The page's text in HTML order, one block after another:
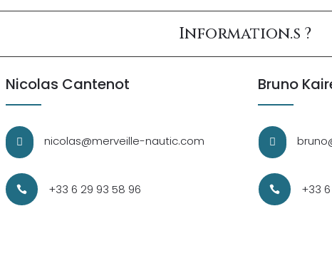
Information.s ?
Nicolas Cantenot
 nicolas@merveille-nautic.com
 +33 6 29 93 58 96
Bruno

 +33